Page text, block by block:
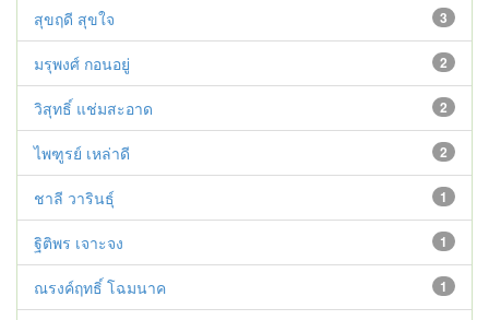
3
สุขฤดี สุขใจ
2
มรุพงศ์ กอนอยู่
2
วิสุทธิ์ แช่มสะอาด
2
ไพฑูรย์ เหล่าดี
1
ชาลี วารินธุ์
1
ฐิติพร เจาะจง
1
ณรงค์ฤทธิ์ โฉมนาค